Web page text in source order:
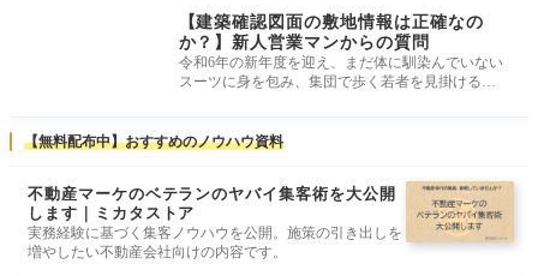
【建築確認図面の敷地情報は正確なの
か？】新人営業マンからの質問
令和6年の新年度を迎え、まだ体に馴染んでいない
スーツに身を包み、集団で歩く若者を見掛ける機
【無料配布中】おすすめのノウハウ資料
不動産マーケのベテランのヤバイ集客術を大公開
します｜ミカタストア
実務経験に基づく集客ノウハウを公開。施策の引き出しを
増やしたい不動産会社向けの内容です。